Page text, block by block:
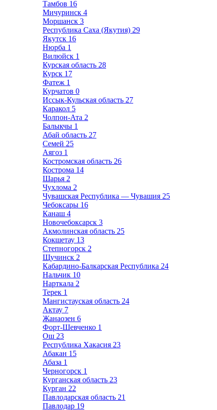
Тамбов 16
Мичуринск 4
Моршанск 3
Республика Саха (Якутия) 29
Якутск 16
Нюрба 1
Вилюйск 1
Курская область 28
Курск 17
Фатеж 1
Курчатов 0
Иссык-Кульская область 27
Каракол 5
Чолпон-Ата 2
Балыкчы 1
Абай область 27
Семей 25
Аягоз 1
Костромская область 26
Кострома 14
Шарья 2
Чухлома 2
Чувашская Республика — Чувашия 25
Чебоксары 16
Канаш 4
Новочебоксарск 3
Акмолинская область 25
Кокшетау 13
Степногорск 2
Щучинск 2
Кабардино-Балкарская Республика 24
Нальчик 10
Нарткала 2
Терек 1
Мангистауская область 24
Актау 7
Жанаозен 6
Форт-Шевченко 1
Ош 23
Республика Хакасия 23
Абакан 15
Абаза 1
Черногорск 1
Курганская область 23
Курган 22
Павлодарская область 21
Павлодар 19